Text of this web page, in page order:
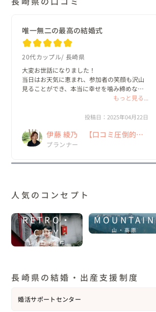
唯一無二の最高の結婚式
20代カップル 長崎県
大変お世話になりました！
当日はお天気に恵まれ、参加者の笑顔も沢山
見ることができ、本当に幸せを噛み締めなが
らのあっという間の時間でした^ ^
2人で唯一無二の最高の結婚式だったね、大成
きて、とても幸せです。
もっと見る...
投稿日：2025年04月22日
伊藤 綾乃 【口コミ圧倒的
No.1！ 「NO」とは言わない
プランナー
人気のコンセプト
RETRO・
CITY
レトロ・街中
MOUNTAIN
山・高原
長崎県の結婚・出産支援制度
婚活サポートセンター